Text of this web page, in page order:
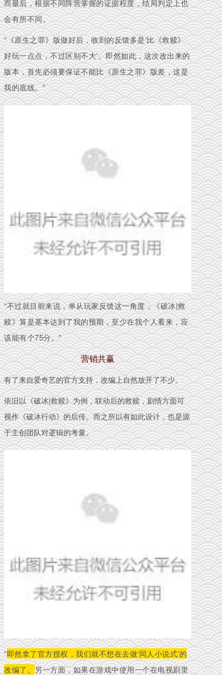
而最后，根据不同阵营掌握的证据程度，结局判定上也
会有所不同。
“《原生之罪》版做好后，收到的反馈多是‘比《救赎》
好玩一点点，不过区别不大’。即然如此，这次改出来的
版本，首先必须要保证不能比《原生之罪》版差，这是
我的底线。”
“不过就目前来说，单从玩家反馈这一角度，《破冰|救
赎》算是基本达到了我的预期，至少在我个人看来，应
该能有个75分。”
营销共赢
有了来自爱奇艺的官方支持，改编上自然放开了不少。
依旧以《破冰|救赎》为例，联动后的救赎，剧情方面可
视作《破冰行动》的后传。而之所以有如此设计，也是源
于主创团队对逻辑的考量。
“即然拿了官方授权，我们就不想在去做‘同人小说式’的
改编了。 另一方面，如果在游戏中使用一个在电视剧里